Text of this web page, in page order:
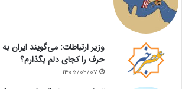
وزیر ارتباطات: می‌گویند ایران به
حرف را کجای دلم بگذارم؟
1405/02/07